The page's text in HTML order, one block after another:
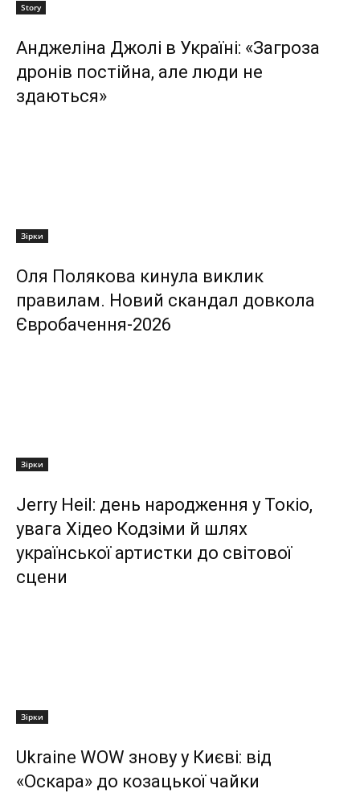
Story
Анджеліна Джолі в Україні: «Загроза
дронів постійна, але люди не
здаються»
Зірки
Оля Полякова кинула виклик
правилам. Новий скандал довкола
Євробачення-2026
Зірки
Jerry Heil: день народження у Токіо,
увага Хідео Кодзіми й шлях
української артистки до світової
сцени
Зірки
Ukraine WOW знову у Києві: від
«Оскара» до козацької чайки